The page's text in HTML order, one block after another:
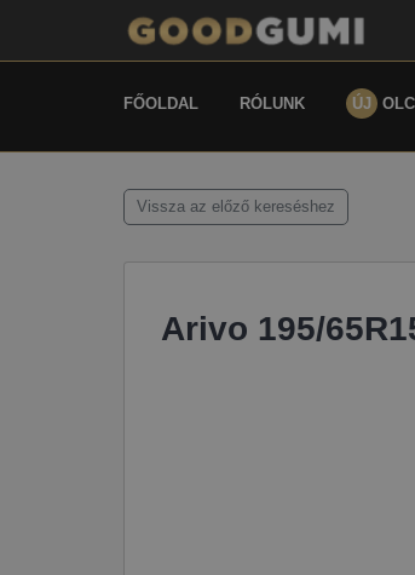
FŐOLDAL RÓLUNK ÚJ
Vissza az előző kereséshez
Arivo 195/